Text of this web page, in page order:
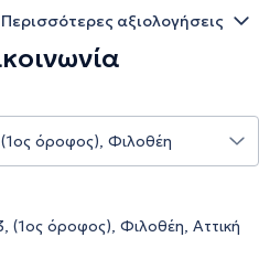
Περισσότερες αξιολογήσεις
όροφος), Φιλοθέη, Αττική